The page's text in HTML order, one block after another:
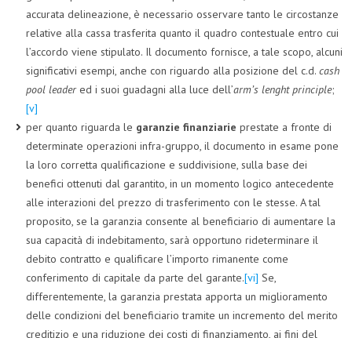
accurata delineazione, è necessario osservare tanto le circostanze
relative alla cassa trasferita quanto il quadro contestuale entro cui
l’accordo viene stipulato. Il documento fornisce, a tale scopo, alcuni
significativi esempi, anche con riguardo alla posizione del c.d. cash
pool leadered i suoi guadagni alla luce dell’arm’s lenght principle;
[v]
per quanto riguarda le garanzie finanziarie prestate a fronte di
determinate operazioni infra-gruppo, il documento in esame pone
la loro corretta qualificazione e suddivisione, sulla base dei
benefici ottenuti dal garantito, in un momento logico antecedente
alle interazioni del prezzo di trasferimento con le stesse. A tal
proposito, se la garanzia consente al beneficiario di aumentare la
sua capacità di indebitamento, sarà opportuno rideterminare il
debito contratto e qualificare l’importo rimanente come
conferimento di capitale da parte del garante.[vi] Se,
differentemente, la garanzia prestata apporta un miglioramento
delle condizioni del beneficiario tramite un incremento del merito
creditizio e una riduzione dei costi di finanziamento, ai fini del